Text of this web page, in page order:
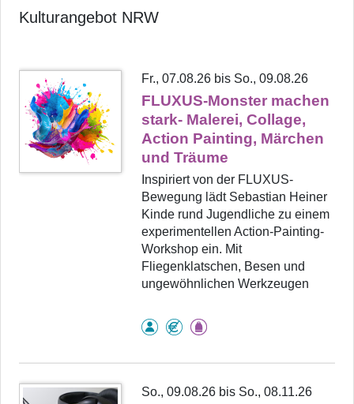
Kulturangebot NRW
Fr., 07.08.26 bis So., 09.08.26
FLUXUS-Monster machen
stark- Malerei, Collage,
Action Painting, Märchen
und Träume
Inspiriert von der FLUXUS-
Bewegung lädt Sebastian Heiner
Kinde rund Jugendliche zu einem
experimentellen Action-Painting-
Workshop ein. Mit
Fliegenklatschen, Besen und
ungewöhnlichen Werkzeugen
So., 09.08.26 bis So., 08.11.26